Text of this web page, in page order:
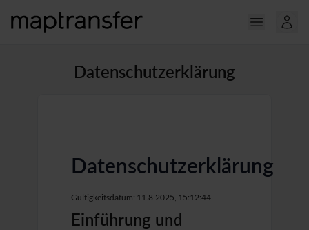
Datenschutzerklärung
Datenschutzerklärung
Gültigkeitsdatum: 11.8.2025, 15:12:44
Einführung und